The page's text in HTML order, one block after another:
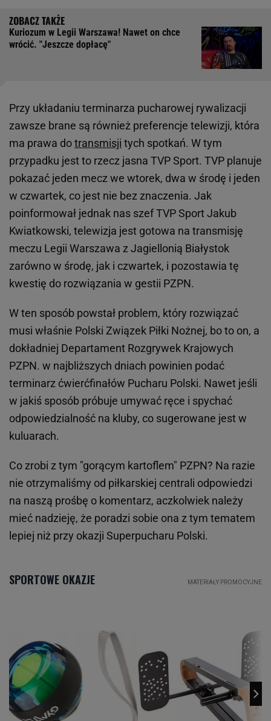
Kuriozum w Legii Warszawa! Nawet on chce
wrócić. "Jeszcze dopłacę"
Przy układaniu terminarza pucharowej rywalizacji
zawsze brane są również preferencje telewizji, która
ma prawa dotransmisji tych spotkań. W tym
przypadku jest to rzecz jasna TVP Sport. TVP planuje
pokazać jeden mecz we wtorek, dwa w środę i jeden
w czwartek, co jest nie bez znaczenia. Jak
poinformował jednak nas szef TVP Sport Jakub
Kwiatkowski, telewizja jest gotowa na transmisję
meczu Legii Warszawa z Jagiellonią Białystok
zarówno w środę, jak i czwartek, i pozostawia tę
kwestię do rozwiązania w gestii PZPN.
W ten sposób powstał problem, który rozwiązać
musi właśnie Polski Związek Piłki Nożnej, bo to on, a
dokładniej Departament Rozgrywek Krajowych
PZPN. w najbliższych dniach powinien podać
terminarz ćwierćfinałów Pucharu Polski. Nawet jeśli
w jakiś sposób próbuje umywać ręce i spychać
odpowiedzialność na kluby, co sugerowane jest w
kuluarach.
Co zrobi z tym "gorącym kartoflem" PZPN? Na razie
nie otrzymaliśmy od piłkarskiej centrali odpowiedzi
na naszą prośbę o komentarz, aczkolwiek należy
mieć nadzieję, że poradzi sobie ona z tym tematem
lepiej niż przy okazji Superpucharu Polski.